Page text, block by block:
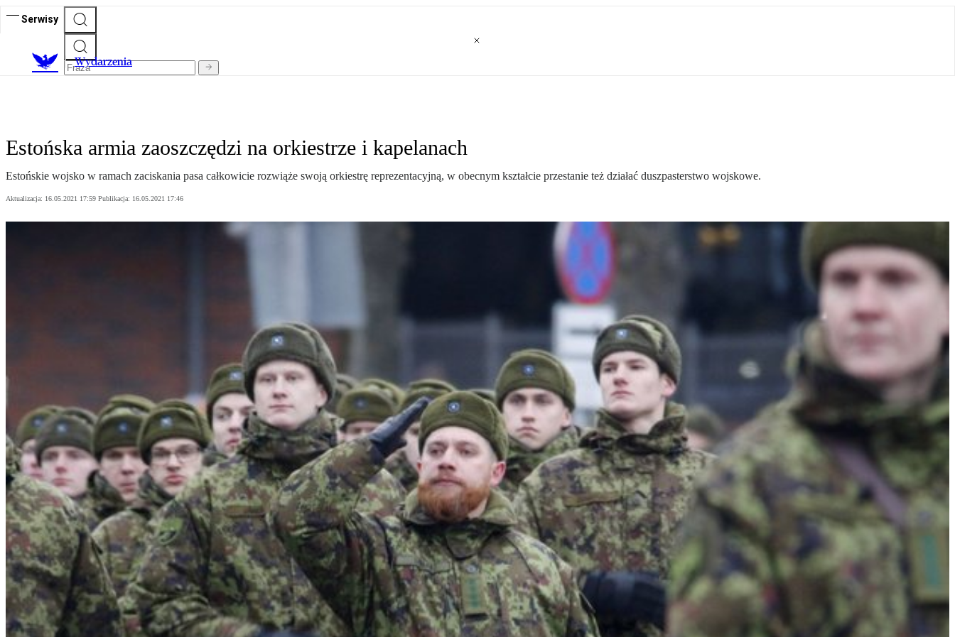
Serwisy
Wydarzenia
Estońska armia zaoszczędzi na orkiestrze i kapelanach
Estońskie wojsko w ramach zaciskania pasa całkowicie rozwiąże swoją orkiestrę reprezentacyjną, w obecnym kształcie przestanie też działać duszpasterstwo wojskowe.
Aktualizacja: 16.05.2021 17:59 Publikacja: 16.05.2021 17:46